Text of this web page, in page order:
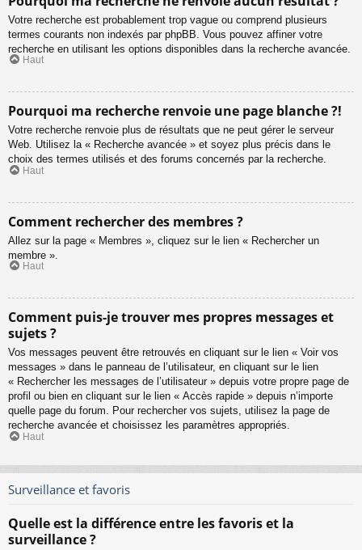
Votre recherche est probablement trop vague ou comprend plusieurs
termes courants non indexés par phpBB. Vous pouvez affiner votre
recherche en utilisant les options disponibles dans la recherche avancée.
Haut
Pourquoi ma recherche renvoie une page blanche ?!
Votre recherche renvoie plus de résultats que ne peut gérer le serveur
Web. Utilisez la « Recherche avancée » et soyez plus précis dans le
choix des termes utilisés et des forums concernés par la recherche.
Haut
Comment rechercher des membres ?
Allez sur la page « Membres », cliquez sur le lien « Rechercher un
membre ».
Haut
Comment puis-je trouver mes propres messages et
sujets ?
Vos messages peuvent être retrouvés en cliquant sur le lien « Voir vos
messages » dans le panneau de l’utilisateur, en cliquant sur le lien
« Rechercher les messages de l’utilisateur » depuis votre propre page de
profil ou bien en cliquant sur le lien « Accès rapide » depuis n’importe
quelle page du forum. Pour rechercher vos sujets, utilisez la page de
recherche avancée et choisissez les paramètres appropriés.
Haut
Surveillance et favoris
Quelle est la différence entre les favoris et la
surveillance ?